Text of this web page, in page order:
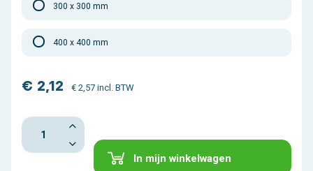
300 x 300 mm
400 x 400 mm
€ 2,12 € 2,57 incl. BTW
In mijn winkelwagen